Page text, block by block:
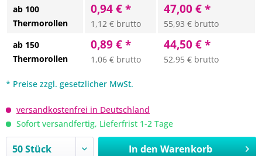
ab 100
Thermorollen
0,94 € *
1,12 € brutto
47,00 € *
55,93 € brutto
ab 150
Thermorollen
0,89 € *
1,06 € brutto
44,50 € *
52,95 € brutto
* Preise zzgl. gesetzlicher MwSt.
versandkostenfrei in Deutschland
Sofort versandfertig, Lieferfrist 1-2 Tage
In den Warenkorb